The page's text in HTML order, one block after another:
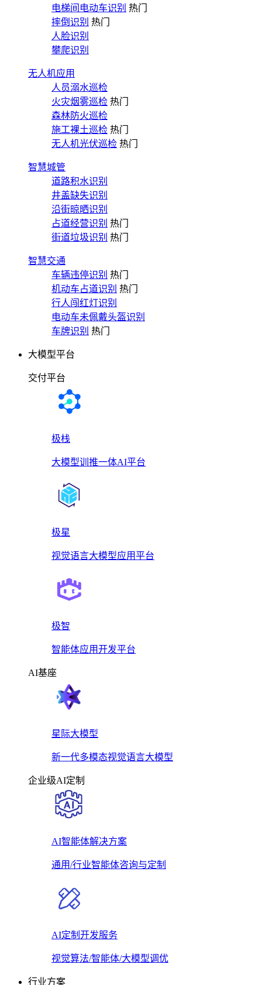
电梯间电动车识别 热门
摔倒识别 热门
人脸识别
攀爬识别
无人机应用
人员溺水巡检
火灾烟雾巡检 热门
森林防火巡检
施工裸土巡检 热门
无人机光伏巡检 热门
智慧城管
道路积水识别
井盖缺失识别
沿街晾晒识别
占道经营识别 热门
街道垃圾识别 热门
智慧交通
车辆违停识别 热门
机动车占道识别 热门
行人闯红灯识别
电动车未佩戴头盔识别
车牌识别 热门
大模型平台
交付平台
极栈
大模型训推一体AI平台
极星
视觉语言大模型应用平台
极智
智能体应用开发平台
AI基座
星际大模型
新一代多模态视觉语言大模型
企业级AI定制
AI智能体解决方案
通用/行业智能体咨询与定制
AI定制开发服务
视觉算法/智能体/大模型调优
行业方案